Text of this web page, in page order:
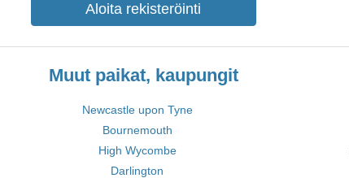
Aloita rekisteröinti
Muut paikat, kaupungit
Newcastle upon Tyne
Bournemouth
High Wycombe
Darlington